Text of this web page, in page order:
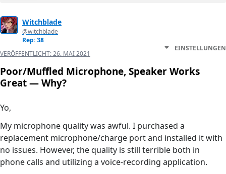
Witchblade
@witchblade
Rep: 38
VERÖFFENTLICHT:26. MAI 2021
EINSTELLUNGEN
Poor/Muffled Microphone, Speaker Works
Great — Why?
Yo,
My microphone quality was awful. I purchased a
replacement microphone/charge port and installed it with
no issues. However, the quality is still terrible both in
phone calls and utilizing a voice-recording application.